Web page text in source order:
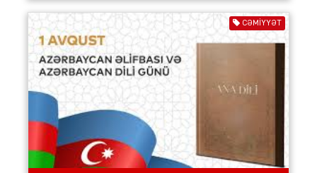
CƏMIYYƏT